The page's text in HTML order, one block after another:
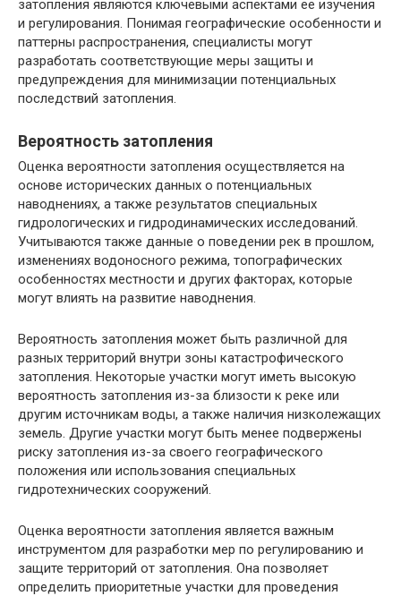
затопления являются ключевыми аспектами ее изучения
и регулирования. Понимая географические особенности и
паттерны распространения, специалисты могут
разработать соответствующие меры защиты и
предупреждения для минимизации потенциальных
последствий затопления.
Вероятность затопления
Оценка вероятности затопления осуществляется на
основе исторических данных о потенциальных
наводнениях, а также результатов специальных
гидрологических и гидродинамических исследований.
Учитываются также данные о поведении рек в прошлом,
изменениях водоносного режима, топографических
особенностях местности и других факторах, которые
могут влиять на развитие наводнения.
Вероятность затопления может быть различной для
разных территорий внутри зоны катастрофического
затопления. Некоторые участки могут иметь высокую
вероятность затопления из-за близости к реке или
другим источникам воды, а также наличия низколежащих
земель. Другие участки могут быть менее подвержены
риску затопления из-за своего географического
положения или использования специальных
гидротехнических сооружений.
Оценка вероятности затопления является важным
инструментом для разработки мер по регулированию и
защите территорий от затопления. Она позволяет
определить приоритетные участки для проведения